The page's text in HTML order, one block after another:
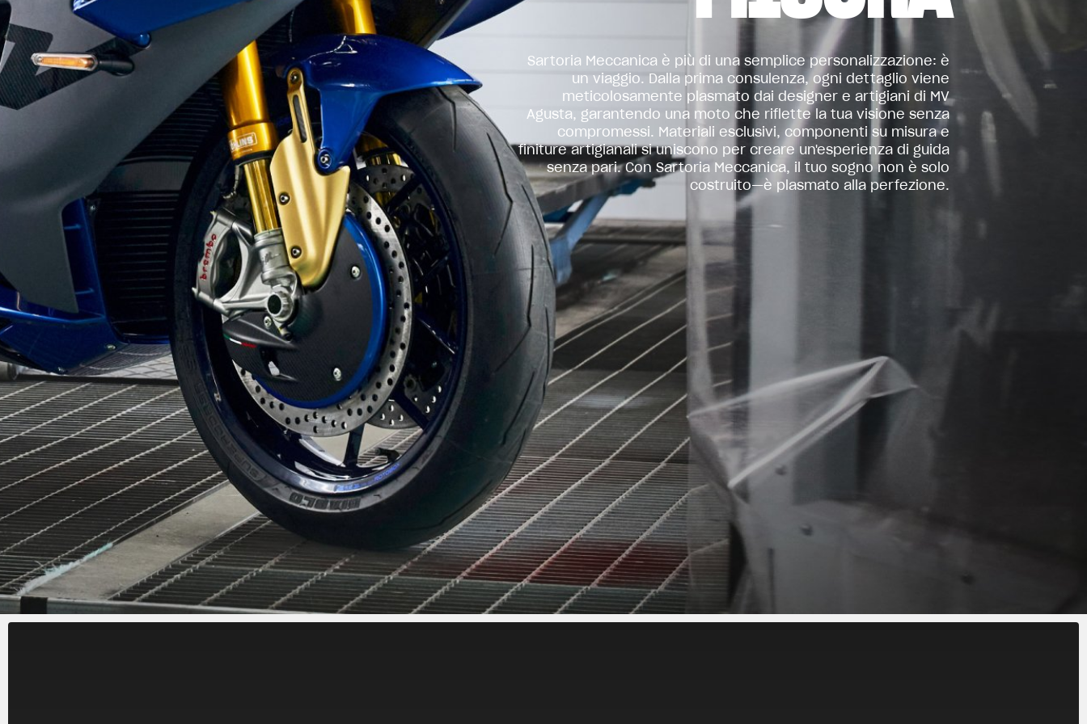
Sartoria Meccanica è più di una semplice personalizzazione: è
un viaggio. Dalla prima consulenza, ogni dettaglio viene
meticolosamente plasmato dai designer e artigiani di MV
Agusta, garantendo una moto che riflette la tua visione senza
compromessi. Materiali esclusivi, componenti su misura e
finiture artigianali si uniscono per creare un'esperienza di guida
senza pari. Con Sartoria Meccanica, il tuo sogno non è solo
costruito—è plasmato alla perfezione.